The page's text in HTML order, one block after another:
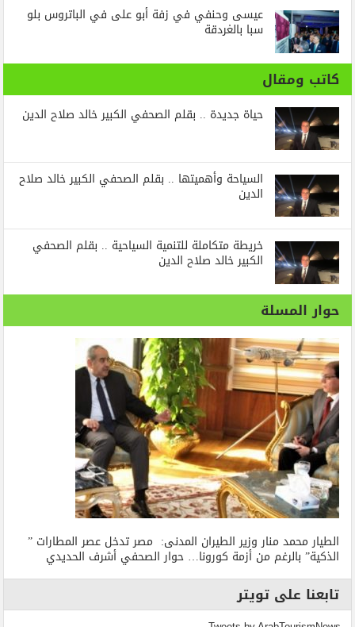
عيسى وحنفي في زفة أبو على في الباتروس بلو
سبا بالغردقة
كاتب ومقال
حياة جديدة .. بقلم الصحفي الكبير خالد صلاح الدين
السياحة وأهميتها .. بقلم الصحفي الكبير خالد صلاح
الدين
خريطة متكاملة للتنمية السياحية .. بقلم الصحفي
الكبير خالد صلاح الدين
حوار المسلة
الطيار محمد منار وزير الطيران المدنى: مصر تدخل عصر المطارات ”
الذكية” بالرغم من أزمة كورونا… حوار الصحفي أشرف الحديدي
تابعنا على تويتر